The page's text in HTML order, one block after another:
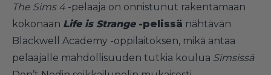
The Sims 4 -pelaaja on onnistunut rakentamaan
kokonaan Life is Strange -pelissä nähtävän
Blackwell Academy -oppilaitoksen, mikä antaa
pelaajalle mahdollisuuden tutkia koulua Simsissä